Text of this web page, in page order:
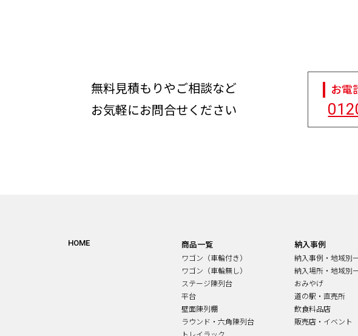
無料見積もりやご相談など
お気軽にお問合せください
お電
HOME 商品一覧
ワゴン（車輪付き）
ワゴン（車輪無し）
ステージ陳列台
平台
壁面陳列棚
ラウンド・六角陳列台
納入事例
納入事例・地域別
納入場所・地域別
おみやげ
道の駅・直売所
飲食料品店
販売店・イベント